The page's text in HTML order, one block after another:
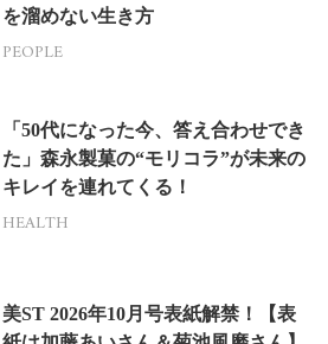
を溜めない生き方
PEOPLE
「50代になった今、答え合わせでき
た」森永製菓の“モリコラ”が未来の
キレイを連れてくる！
HEALTH
美ST 2026年10月号表紙解禁！【表